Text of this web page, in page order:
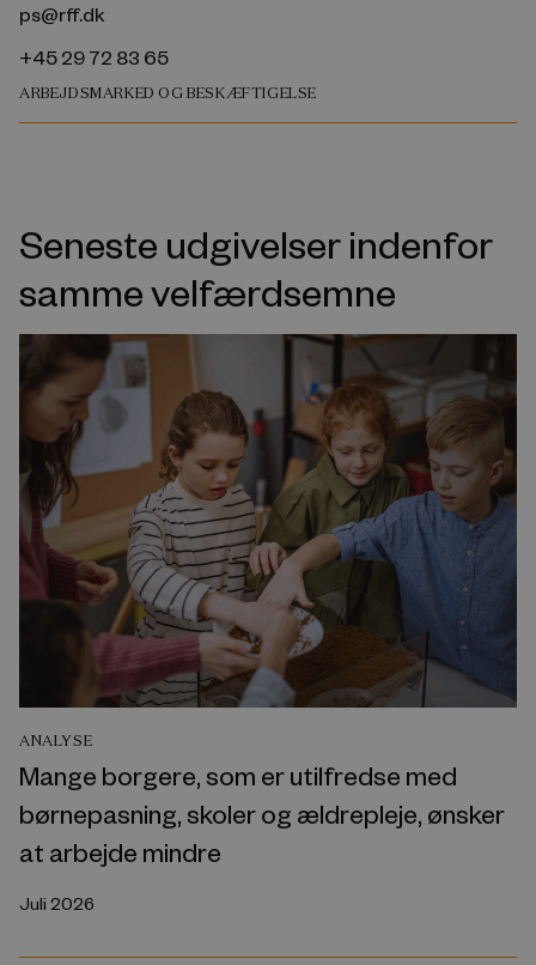
ps@rff.dk
+45 29 72 83 65
ARBEJDSMARKED OG BESKÆFTIGELSE
Seneste udgivelser indenfor
samme velfærdsemne
ANALYSE
Mange borgere, som er utilfredse med
børnepasning, skoler og ældrepleje, ønsker
at arbejde mindre
Juli 2026